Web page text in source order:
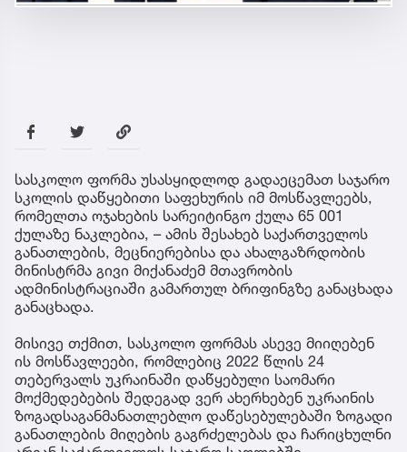
სასკოლო ფორმა უსასყიდლოდ გადაეცემათ საჯარო
სკოლის დაწყებითი საფეხურის იმ მოსწავლეებს,
რომელთა ოჯახების სარეიტინგო ქულა 65 001
ქულაზე ნაკლებია, – ამის შესახებ საქართველოს
განათლების, მეცნიერებისა და ახალგაზრდობის
მინისტრმა გივი მიქანაძემ მთავრობის
ადმინისტრაციაში გამართულ ბრიფინგზე განაცხადა
განაცხადა.
მისივე თქმით, სასკოლო ფორმას ასევე მიიღებენ
ის მოსწავლეები, რომლებიც 2022 წლის 24
თებერვალს უკრაინაში დაწყებული საომარი
მოქმედებების შედეგად ვერ ახერხებენ უკრაინის
ზოგადსაგანმანათლებლო დაწესებულებაში ზოგადი
განათლების მიღების გაგრძელებას და ჩარიცხულნი